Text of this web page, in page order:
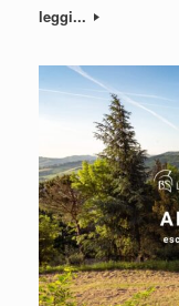
leggi...